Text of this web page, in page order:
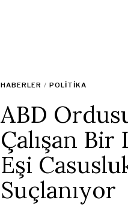
HABERLER / POLITIKA
ABD
Çalışan
Eşi
Suçlanıyor